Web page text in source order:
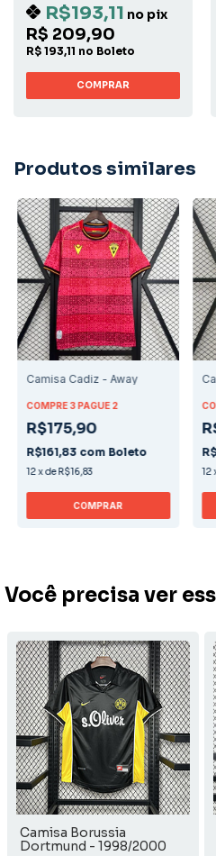
R$193,11 no pix
R$ 209,90
R$ 193,11 no Boleto
COMPRAR
Produtos similares
Camisa Cadiz - Away
COMPRE 3 PAGUE 2
R$175,90
R$161,83 com Boleto
12xde R$16,83
COMPRAR
12
Você precisa ver
Camisa Borussia
Dortmund - 1998/2000